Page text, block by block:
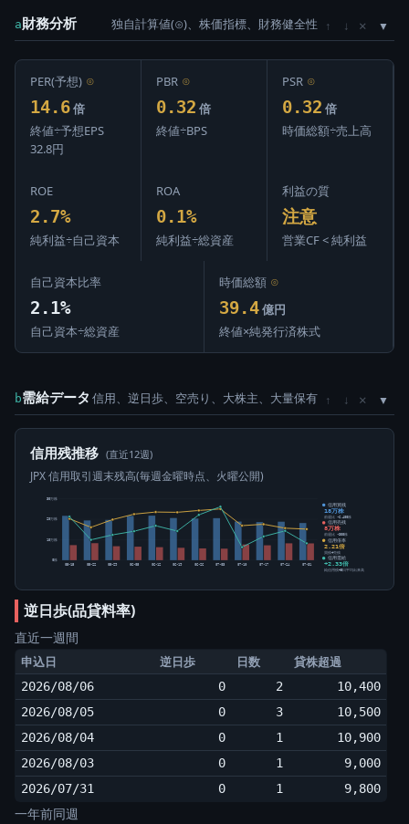
a財務分析 独自計算値(⊙)、株価指標、財務健全性 ↑ ↓ ×
PER(予想) ⊙
14.6 倍
終値÷予想EPS
32.8円
PBR ⊙
0.32 倍
終値÷BPS
PSR ⊙
0.32 倍
時価総額÷売上高
ROE
2.7%
純利益÷自己資本
ROA
0.1%
純利益÷総資産
利益の質
注意
営業CF < 純利益
自己資本比率
2.1%
自己資本÷総資産
時価総額 ⊙
39.4 億円
終値×純発行済株式
b需給データ 信用、逆日歩、空売り、大株主、大量保有 ↑ ↓ ×
信用残推移 (直近12週)
JPX 信用取引週末残高(毎週金曜時点、火曜公開)
0株
10万株
20万株
30万株
05-15 05-22 05-29 06-05 06-12 06-19 06-26 07-03 07-10 07-17 07-24 07-31
信用買残
18万株
前週比 -6,400株
信用売残
8万株
前週比 -300株
信用倍率
2.21倍
買残÷売残
信用需給
+2.33倍
純信用残÷5日平均出来高
逆日歩(品貸料率)
直近一週間
申込日 逆日歩 日数 貸株超過
2026/08/06 0 2
10,400
2026/08/05
0 3
10,500
2026/08/04
0 1
10,900
2026/08/03
0 1
9,000
2026/07/31
0 1 9,800
一年前同週